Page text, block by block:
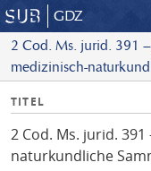
GDZ
2 Cod. Ms. jurid. 391 –
medizinisch-
I
f
o
TITEL
2 Cod. Ms. jurid.
naturkundliche